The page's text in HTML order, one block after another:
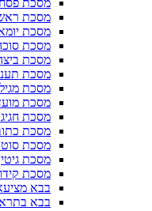
מסכת
מסכת
מסכת
מסכת
מסכת
מסכת
מסכת
מסכת
מסכת
מסכת
מסכת
מסכת
מסכת
בבא
בבא בתרא